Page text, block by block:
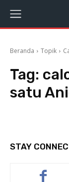
Beranda Topik
Tag:
satu
STAY